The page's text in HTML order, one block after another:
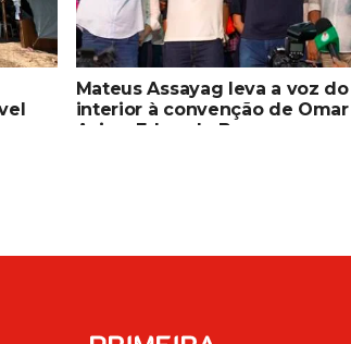
Mateus Assayag leva a voz do
interior à convenção de Omar
Aziz e Eduardo Braga